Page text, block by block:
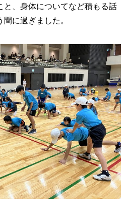
と、身体についてなど積もる話
に過ぎました。